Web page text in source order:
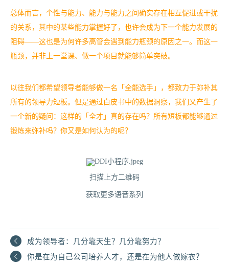
总体而言，个性与能力、能力与能力之间确实存在相互促进或干扰
的关系，其中的某些能力掌握好了，也许会成为下一个能力发展的
阻碍——这也是为何许多高管会遇到能力瓶颈的原因之一。而这一
瓶颈，并非上一堂课、做一个项目就能够简单突破。
以往我们都希望领导者能够做一名「全能选手」，都致力于弥补其
所有的领导力短板。但是通过白皮书中的数据洞察，我们又产生了
一个新的疑问：这样的「全才」真的存在吗？所有短板都能够通过
锻炼来弥补吗？你又是如何认为的呢？
扫描上方二维码
获取更多语音系列
成为领导者：几分靠天生？几分靠努力？
你是在为自己公司培养人才，还是在为他人做嫁衣？